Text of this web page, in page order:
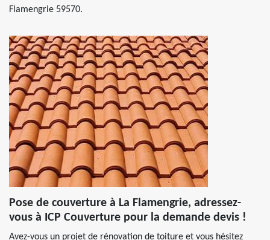
Flamengrie 59570.
Pose de couverture à La Flamengrie, adressez-
vous à ICP Couverture pour la demande devis !
Avez-vous un projet de rénovation de toiture et vous hésitez